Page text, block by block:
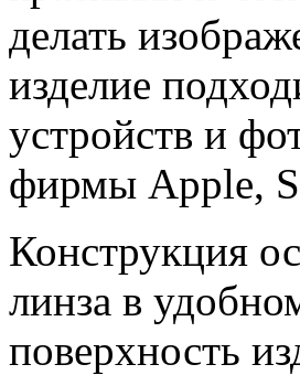
делать
изделие
устройств и
фирмы Apple,
Конструкция
линза в
поверхность